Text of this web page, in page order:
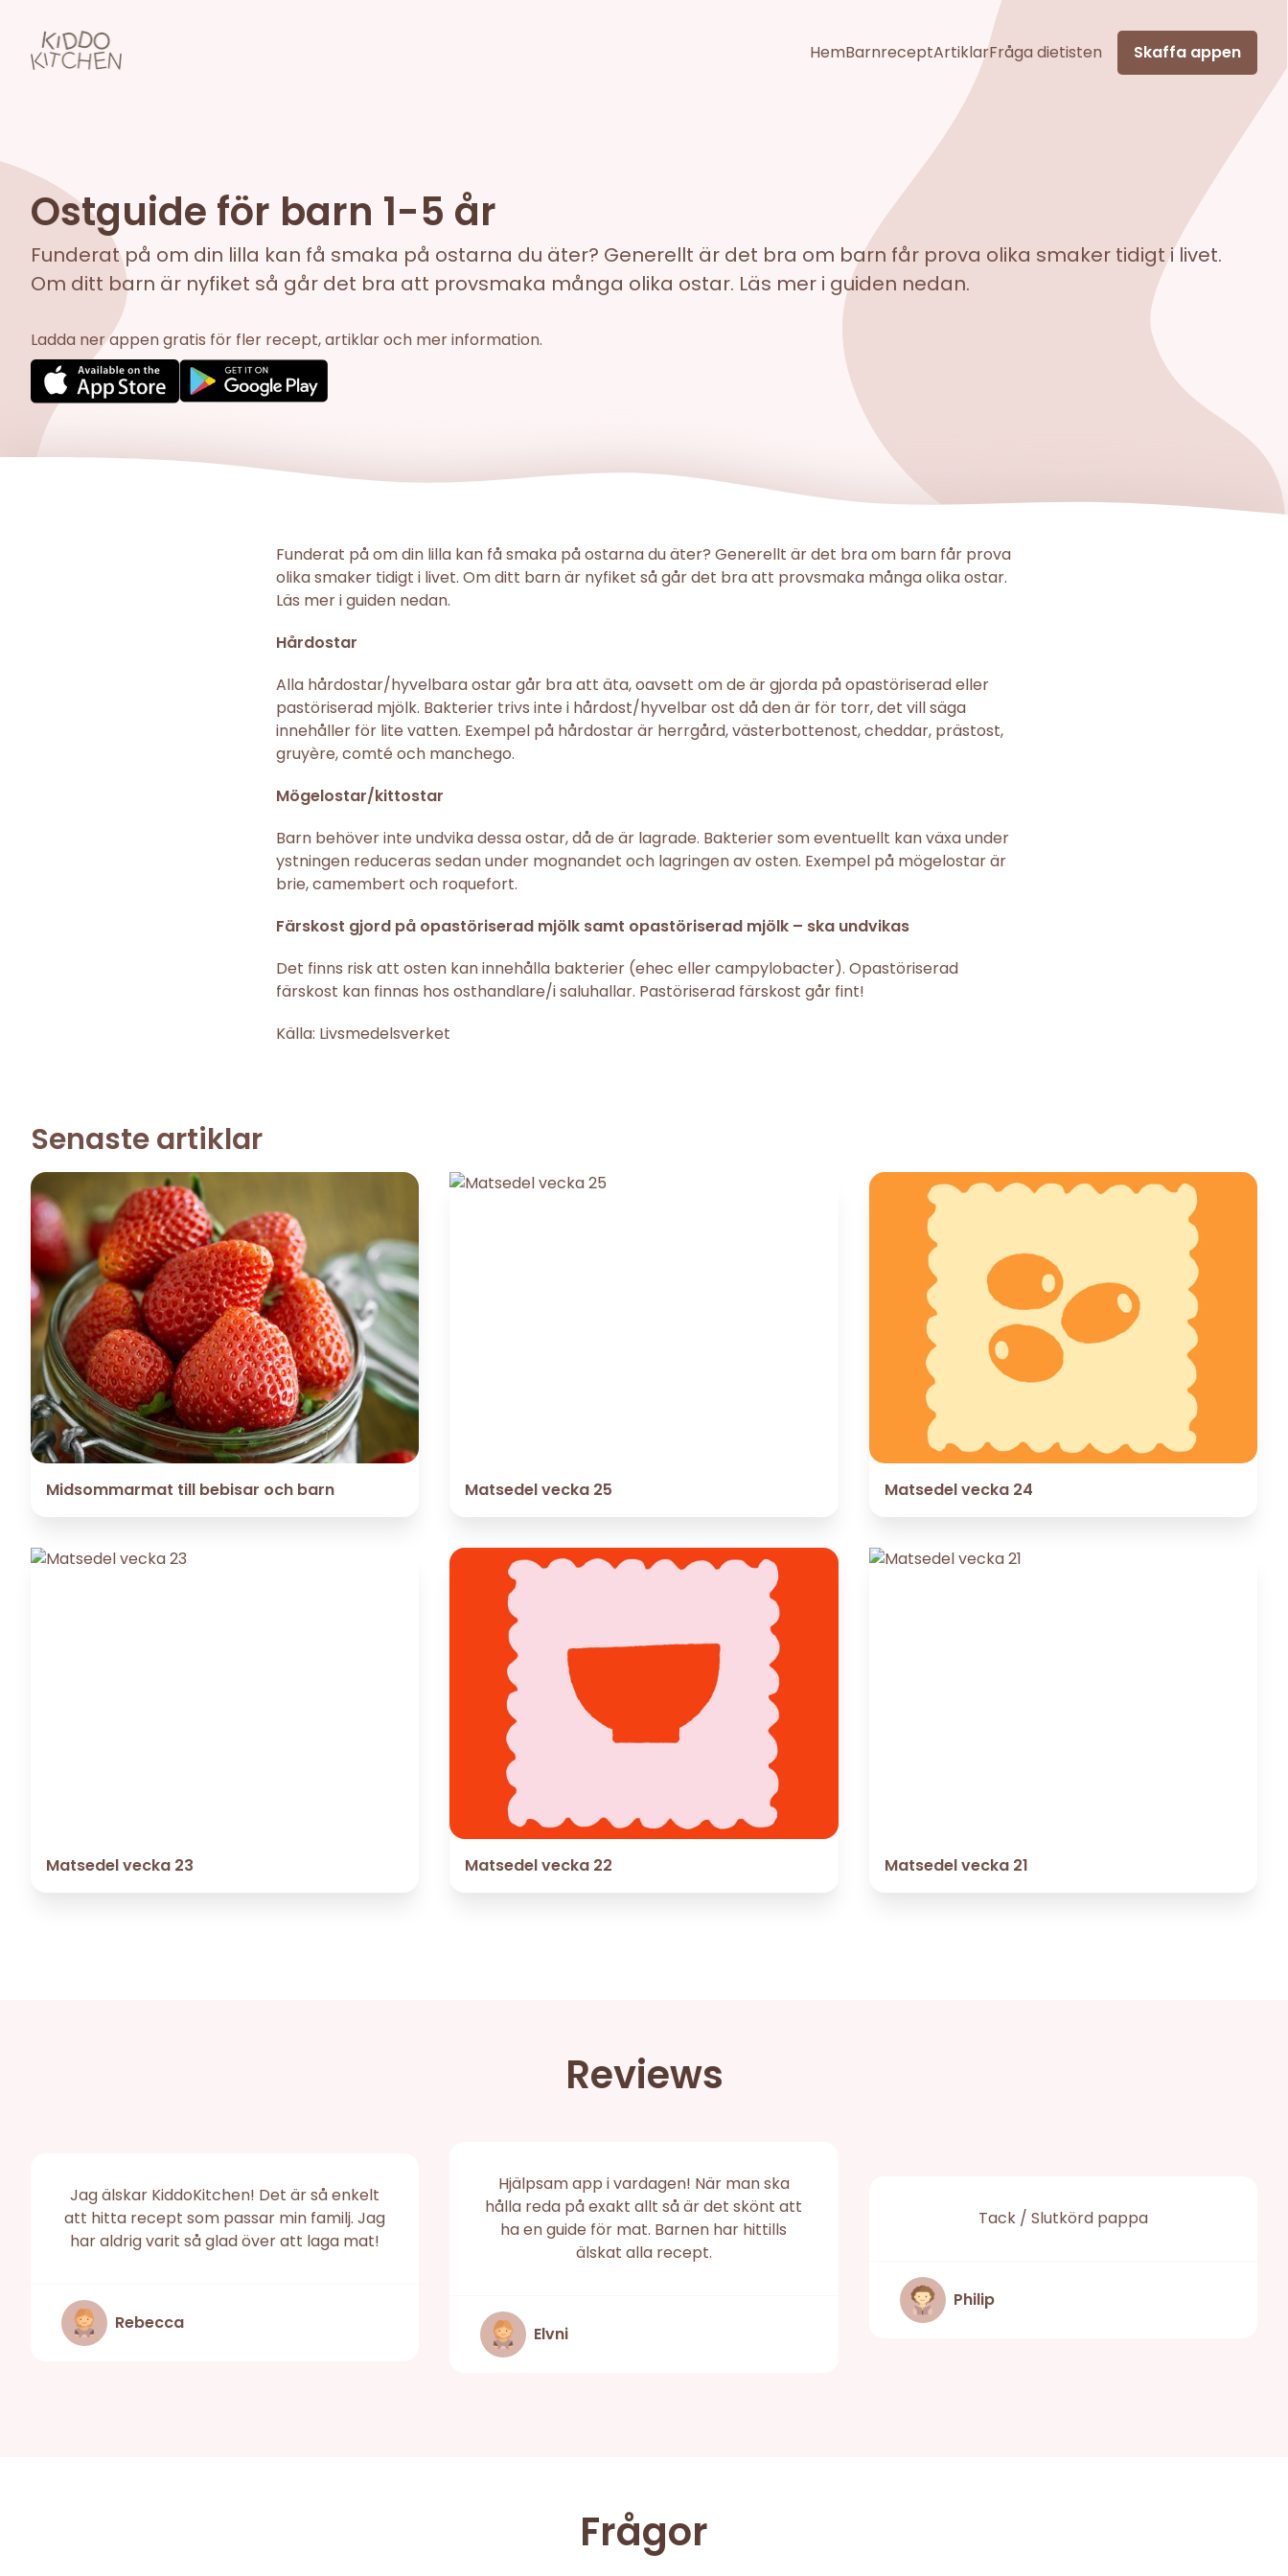
HemBarnreceptArtiklarFråga dietisten Skaffa appen
Ostguide för barn 1-5 år
Funderat på om din lilla kan få smaka på ostarna du äter? Generellt är det bra om barn får prova olika smaker tidigt i livet.
Om ditt barn är nyfiket så går det bra att provsmaka många olika ostar. Läs mer i guiden nedan.
Ladda ner appen gratis för fler recept, artiklar och mer information.
Funderat på om din lilla kan få smaka på ostarna du äter? Generellt är det bra om barn får prova
olika smaker tidigt i livet. Om ditt barn är nyfiket så går det bra att provsmaka många olika ostar.
Läs mer i guiden nedan.
Hårdostar
Alla hårdostar/hyvelbara ostar går bra att äta, oavsett om de är gjorda på opastöriserad eller
pastöriserad mjölk. Bakterier trivs inte i hårdost/hyvelbar ost då den är för torr, det vill säga
innehåller för lite vatten. Exempel på hårdostar är herrgård, västerbottenost, cheddar, prästost,
gruyère, comté och manchego.
Mögelostar/kittostar
Barn behöver inte undvika dessa ostar, då de är lagrade. Bakterier som eventuellt kan växa under
ystningen reduceras sedan under mognandet och lagringen av osten. Exempel på mögelostar är
brie, camembert och roquefort.
Färskost gjord på opastöriserad mjölk samt opastöriserad mjölk – ska undvikas
Det finns risk att osten kan innehålla bakterier (ehec eller campylobacter). Opastöriserad
färskost kan finnas hos osthandlare/i saluhallar. Pastöriserad färskost går fint!
Källa: Livsmedelsverket
Senaste artiklar
Midsommarmat till bebisar och barn Matsedel vecka 25 Matsedel vecka 24
Matsedel vecka 23 Matsedel vecka 22 Matsedel vecka 21
Reviews
Jag älskar KiddoKitchen! Det är så enkelt
att hitta recept som passar min familj. Jag
har aldrig varit så glad över att laga mat!
Rebecca
Hjälpsam app i vardagen! När man ska
hålla reda på exakt allt så är det skönt att
ha en guide för mat. Barnen har hittills
älskat alla recept.
Elvni
Tack / Slutkörd pappa
Philip
Frågor